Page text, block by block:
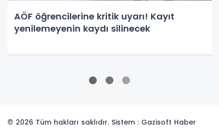
AÖF öğrencilerine kritik uyarı! Kayıt
yenilemeyenin kaydı silinecek
© 2026 Tüm hakları saklıdır. Sistem : Gazisoft Haber